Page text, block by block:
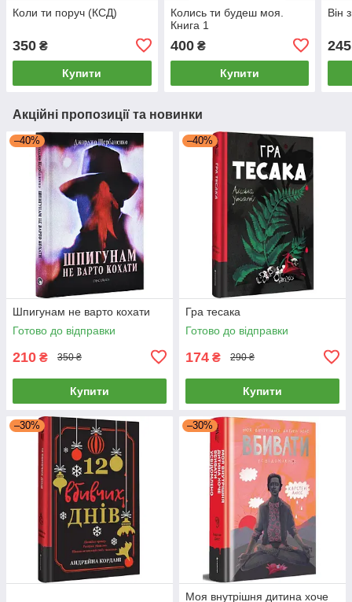
Коли ти поруч (КСД)
350 ₴
Купити
Колись ти будеш моя.
Книга 1
400₴
Купити
Він
245
Акційні пропозиції та новинки
–40%
Шпигунам не варто кохати
Готово до відправки
210 ₴ 350 ₴
Купити
–40%
Гра тесака
Готово до відправки
174 ₴ 290 ₴
Купити
–30% –30%
Моя внутрішня дитина хоче